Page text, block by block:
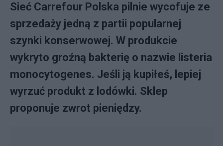
Sieć Carrefour Polska pilnie wycofuje ze
sprzedaży jedną z partii popularnej
szynki konserwowej. W produkcie
wykryto groźną bakterię o nazwie listeria
monocytogenes. Jeśli ją kupiłeś, lepiej
wyrzuć produkt z lodówki. Sklep
proponuje zwrot pieniędzy.